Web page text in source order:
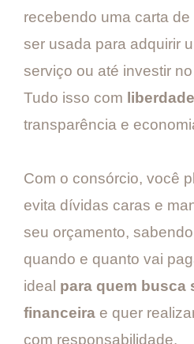
recebendo uma carta
ser usada para adquirir
serviço ou até investir
Tudo isso com
transparência e
Com o consórcio, você
evita dívidas caras e
seu orçamento,
quando e quanto vai
ideal para quem busca
financeira e quer
com responsabilidade.